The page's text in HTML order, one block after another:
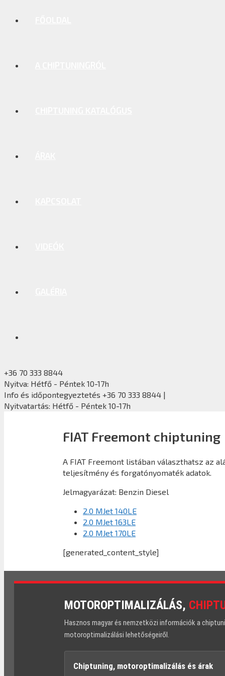
+36 70 333 8844
Nyitva: Hétfő - Péntek 10-17h
Info és időpontegyeztetés +36 70 333 8844 |
Nyitvatartás: Hétfő - Péntek 10-17h
FIAT Freemont chiptuning
A FIAT Freemont listában választhatsz az
teljesítmény és forgatónyomaték adatok.
Jelmagyarázat: Benzin Diesel
2.0 MJet 140LE
2.0 MJet 163LE
2.0 MJet 170LE
[generated_content_style]
MOTOROPTIMALIZÁLÁS,
Hasznos magyar és nemzetközi információk a
motoroptimalizálási lehetőségeiről.
Chiptuning, motoroptimalizálás és árak